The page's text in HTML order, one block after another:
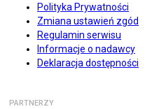
Polityka Prywatności
Zmiana ustawień zgód
Regulamin serwisu
Informacje o nadawcy
Deklaracja dostępności
PARTNERZY